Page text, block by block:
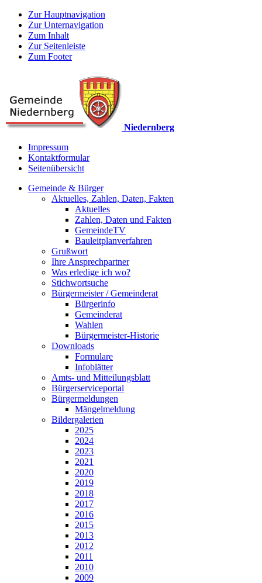
Zur Hauptnavigation
Zur Unternavigation
Zum Inhalt
Zur Seitenleiste
Zum Footer
Niedernberg
Impressum
Kontaktformular
Seitenübersicht
Gemeinde & Bürger
Aktuelles, Zahlen, Daten, Fakten
Aktuelles
Zahlen, Daten und Fakten
GemeindeTV
Bauleitplanverfahren
Grußwort
Ihre Ansprechpartner
Was erledige ich wo?
Stichwortsuche
Bürgermeister / Gemeinderat
Bürgerinfo
Gemeinderat
Wahlen
Bürgermeister-Historie
Downloads
Formulare
Infoblätter
Amts- und Mitteilungsblatt
Bürgerserviceportal
Bürgermeldungen
Mängelmeldung
Bildergalerien
2025
2024
2023
2021
2020
2019
2018
2017
2016
2015
2013
2012
2011
2010
2009